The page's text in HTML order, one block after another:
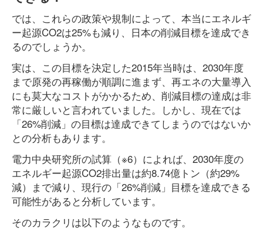
では、これらの政策や規制によって、本当にエネルギ
ー起源CO2は25%も減り、日本の削減目標を達成でき
るのでしょうか。
実は、この目標を決定した2015年当時は、2030年度
まで原発の再稼働が順調に進まず、再エネの大量導入
にも莫大なコストがかかるため、削減目標の達成は非
常に厳しいと言われていました。しかし、現在では
「26%削減」の目標は達成できてしまうのではないか
との分析もあります。
電力中央研究所の試算（※6）によれば、2030年度の
エネルギー起源CO2排出量は約8.74億トン（約29%
減）まで減り、現行の「26%削減」目標を達成できる
可能性があると分析しています。
そのカラクリは以下のようなものです。